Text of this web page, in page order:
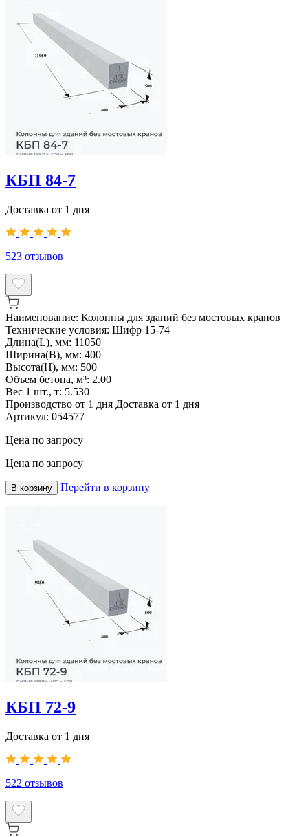
КБП 84-7
Доставка от 1 дня
523 отзывов
Наименование: Колонны для зданий без мостовых кранов
Технические условия: Шифр 15-74
Длина(L), мм: 11050
Ширина(B), мм: 400
Высота(H), мм: 500
Объем бетона, м³: 2.00
Вес 1 шт., т: 5.530
Производство от 1 дня Доставка от 1 дня
Артикул: 054577
Цена по запросу
Цена по запросу
В корзину Перейти в корзину
КБП 72-9
Доставка от 1 дня
522 отзывов